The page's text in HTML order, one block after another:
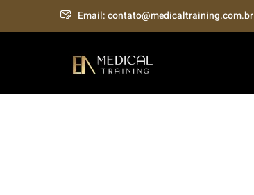
Email: contato@medicaltraining.com.br